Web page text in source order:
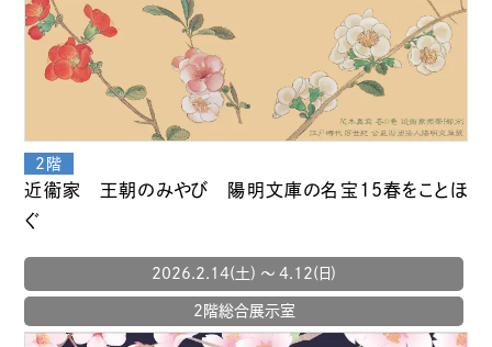
近衞家 王朝のみやび 陽明文庫の名宝15春をことほ
ぐ
2026.2.14(土) 〜 4.12(日)
2階総合展示室